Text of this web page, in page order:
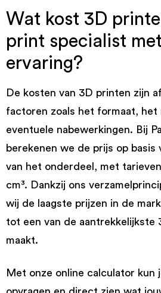
Wat kost 3D
print specialist
ervaring?
De kosten van 3D printen zijn
factoren zoals het formaat, het
eventuele nabewerkingen. Bij
berekenen we de prijs op basis
van het onderdeel, met
cm³. Dankzij ons
wij de laagste prijzen in de
tot een van de aantrekkelijkste
maakt.
Met onze online calculator kun